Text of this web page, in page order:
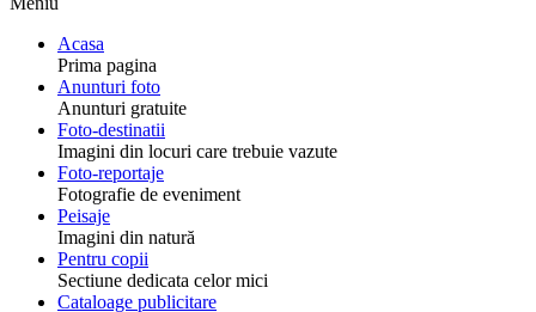
Acasa
Prima pagina
Anunturi foto
Anunturi gratuite
Foto-destinatii
Imagini din locuri care trebuie vazute
Foto-reportaje
Fotografie de eveniment
Peisaje
Imagini din natură
Pentru copii
Sectiune dedicata celor mici
Cataloage publicitare